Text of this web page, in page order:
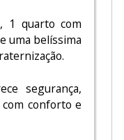
1 quarto com
uma belíssima
segurança,
conforto e